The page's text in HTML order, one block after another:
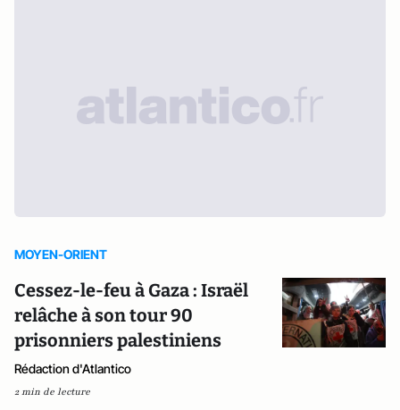
MOYEN-ORIENT
Cessez-le-feu à Gaza : Israël
relâche à son tour 90
prisonniers palestiniens
Rédaction d'Atlantico
2 min de lecture